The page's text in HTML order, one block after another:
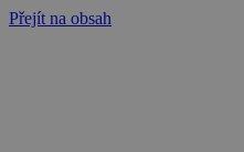
Přejít na obsah